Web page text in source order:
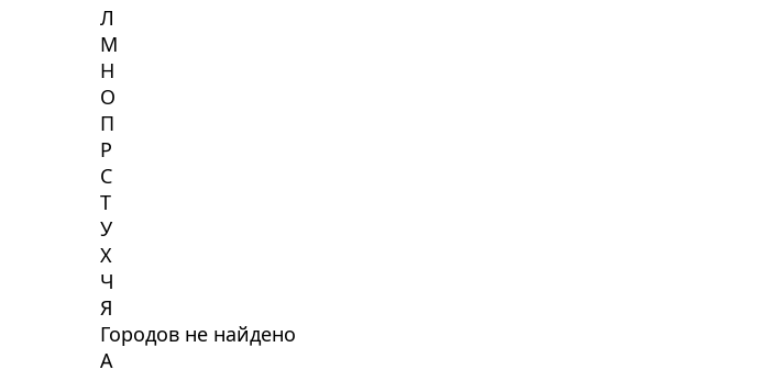
Л
М
Н
О
П
Р
С
Т
У
Х
Ч
Я
Городов не найдено
А